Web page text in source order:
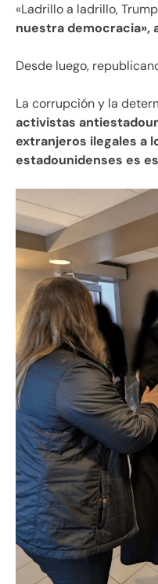
«Ladrillo a ladrillo,
nuestra democracia»,
Desde luego,
La corrupción y la
activistas
extranjeros ilegales a
estadounidenses es